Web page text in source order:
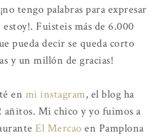
tengo palabras para expresar
Fuisteis más de 6.000
pueda decir se queda corto
y un millón de gracias!
en mi instagram, el blog ha
añitos. Mi chico y yo fuimos a
El Mercao en Pamplona